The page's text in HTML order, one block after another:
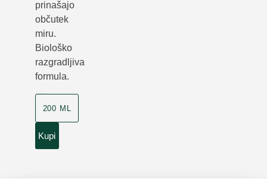
prinašajo
občutek
miru.
Biološko
razgradljiva
formula.
200 ML
Kupi